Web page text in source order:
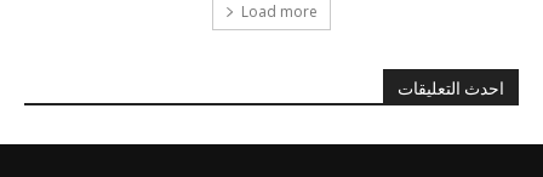
Load more
احدث التعليقات